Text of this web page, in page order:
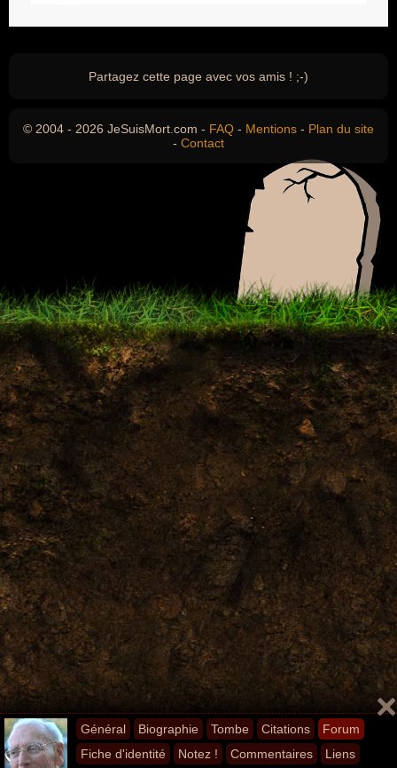
Général Biographie Tombe Citations
Forum
Fiche d'identité
Notez ! Commentaires Liens
Partagez cette page avec vos amis ! ;-)
© 2004 - 2026 JeSuisMort.com - FAQ - Mentions - Plan du site
- Contact